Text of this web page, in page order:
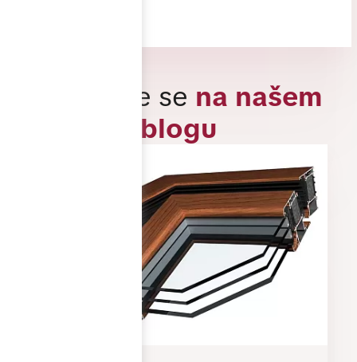
Inspirujte se na našem
blogu